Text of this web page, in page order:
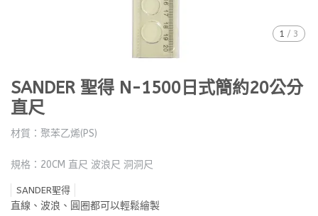
1 / 3
SANDER 聖得 N-1500日式簡約20公分
直尺
材質：聚苯乙烯(PS)
規格：20CM 直尺 波浪尺 洞洞尺
SANDER聖得
直線、波浪、圓圈都可以輕鬆繪製